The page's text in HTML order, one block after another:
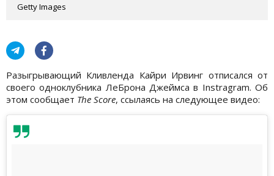
Getty Images
Разыгрывающий Кливленда Кайри Ирвинг отписался от
своего одноклубника ЛеБрона Джеймса в Instragram. Об
этом сообщает The Score, ссылаясь на следующее видео: